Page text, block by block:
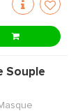
Souple